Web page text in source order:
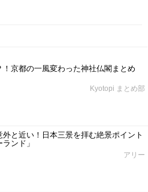
！京都の一風変わった神社仏閣まとめ
Kyotopi まとめ部
と近い！日本三景を拝む絶景ポイント
ンド」
アリー